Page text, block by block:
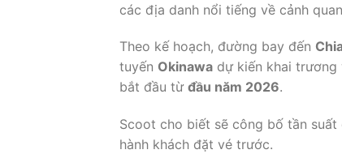
các địa danh nổi tiếng về cảnh
Theo kế hoạch, đường bay đến
tuyến Okinawa dự kiến khai trương
bắt đầu từ đầu năm 2026.
Scoot cho biết sẽ công bố tần
hành khách đặt vé trước.